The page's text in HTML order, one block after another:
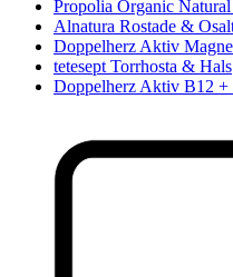
Propolia Organic
Alnatura Rostade &
Doppelherz Aktiv
tetesept Torrhosta & Hals
Doppelherz Aktiv B12